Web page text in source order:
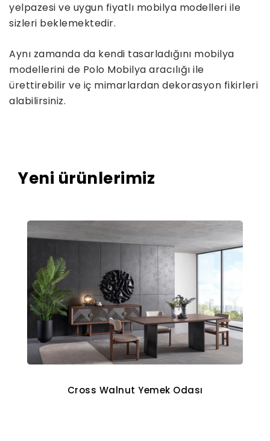
yelpazesi ve uygun fiyatlı mobilya modelleri ile
sizleri beklemektedir.
Aynı zamanda da kendi tasarladığını mobilya
modellerini de Polo Mobilya aracılığı ile
ürettirebilir ve iç mimarlardan dekorasyon fikirleri
alabilirsiniz.
Yeni ürünlerimiz
Cross Walnut Yemek Odası